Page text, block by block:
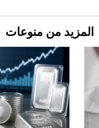
Aston Martin Valiant: على هوى الأبطال
المزيد من منوعات